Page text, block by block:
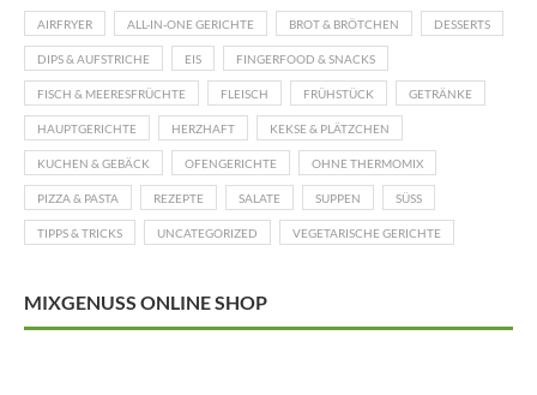
AIRFRYER ALL-IN-ONE GERICHTE BROT & BRÖTCHEN DESSERTS
DIPS & AUFSTRICHE EIS FINGERFOOD & SNACKS
FISCH & MEERESFRÜCHTE FLEISCH FRÜHSTÜCK GETRÄNKE
HAUPTGERICHTE HERZHAFT KEKSE & PLÄTZCHEN
KUCHEN & GEBÄCK OFENGERICHTE OHNE THERMOMIX
PIZZA & PASTA REZEPTE SALATE SUPPEN SÜSS
TIPPS & TRICKS UNCATEGORIZED VEGETARISCHE GERICHTE
MIXGENUSS ONLINE SHOP